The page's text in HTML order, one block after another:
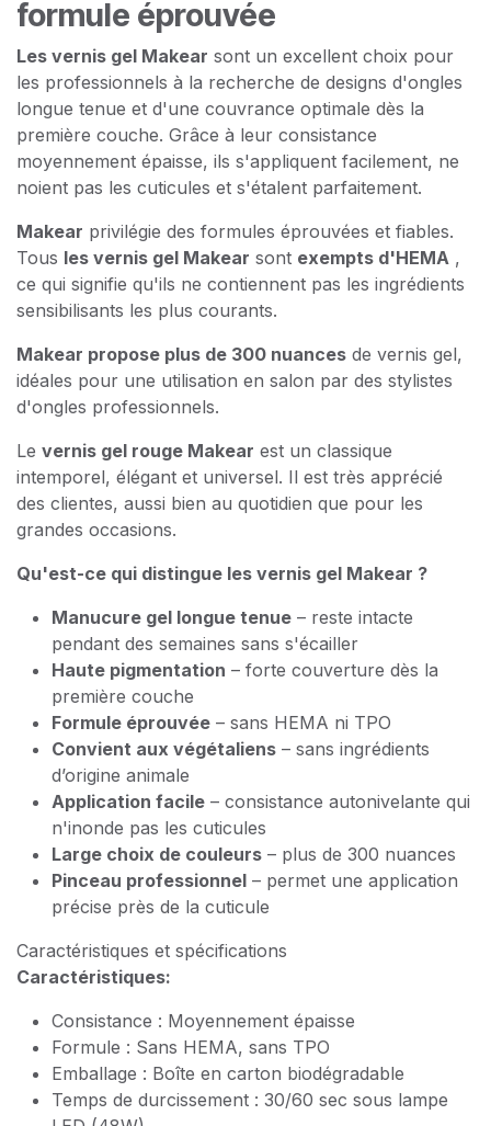
formule éprouvée
Les vernis gel Makear sont un excellent choix pour
les professionnels à la recherche de designs d'ongles
longue tenue et d'une couvrance optimale dès la
première couche. Grâce à leur consistance
moyennement épaisse, ils s'appliquent facilement, ne
noient pas les cuticules et s'étalent parfaitement.
Makear privilégie des formules éprouvées et fiables.
Tous les vernis gel Makear sont exempts d'HEMA ,
ce qui signifie qu'ils ne contiennent pas les ingrédients
sensibilisants les plus courants.
Makear propose plus de 300 nuances de vernis gel,
idéales pour une utilisation en salon par des stylistes
d'ongles professionnels.
Le vernis gel rouge Makear est un classique
intemporel, élégant et universel. Il est très apprécié
des clientes, aussi bien au quotidien que pour les
grandes occasions.
Qu'est-ce qui distingue les vernis gel Makear ?
Manucure gel longue tenue – reste intacte
pendant des semaines sans s'écailler
Haute pigmentation – forte couverture dès la
première couche
Formule éprouvée – sans HEMA ni TPO
Convient aux végétaliens – sans ingrédients
d’origine animale
Application facile – consistance autonivelante qui
n'inonde pas les cuticules
Large choix de couleurs – plus de 300 nuances
Pinceau professionnel – permet une application
précise près de la cuticule
Caractéristiques et spécifications
Caractéristiques:
Consistance : Moyennement épaisse
Formule : Sans HEMA, sans TPO
Emballage : Boîte en carton biodégradable
Temps de durcissement : 30/60 sec sous lampe